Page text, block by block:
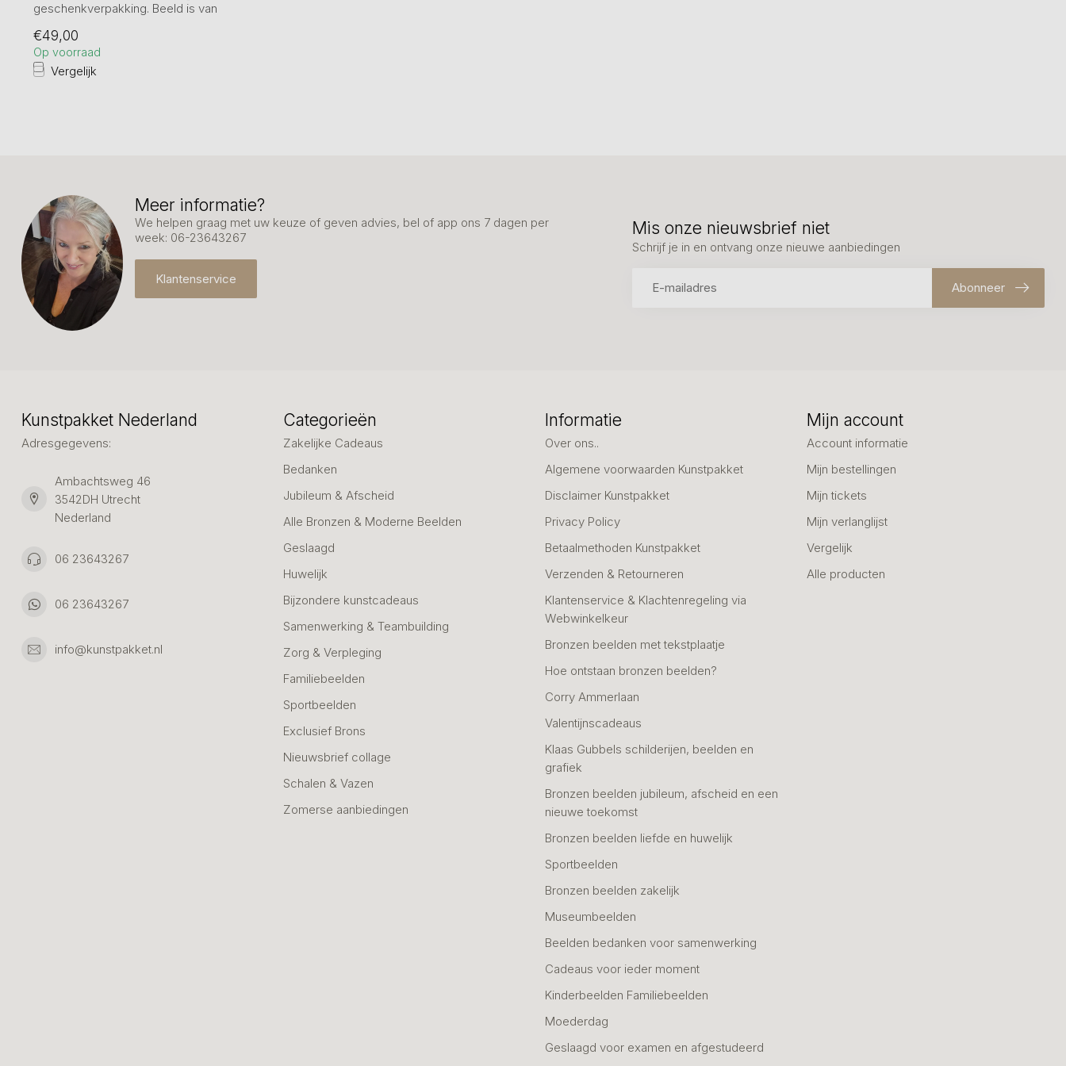
geschenkverpakking. Beeld is van
€49,00
Op voorraad
Vergelijk
Meer informatie?
We helpen graag met uw keuze of geven advies, bel of app ons 7 dagen per
week: 06-23643267
Klantenservice
Mis onze nieuwsbrief niet
Schrijf je in en ontvang onze nieuwe aanbiedingen
Abonneer
Kunstpakket Nederland
Adresgegevens:
Ambachtsweg 46
3542DH Utrecht
Nederland
06 23643267
06 23643267
info@kunstpakket.nl
Categorieën
Zakelijke Cadeaus
Bedanken
Jubileum & Afscheid
Alle Bronzen & Moderne Beelden
Geslaagd
Huwelijk
Bijzondere kunstcadeaus
Samenwerking & Teambuilding
Zorg & Verpleging
Familiebeelden
Sportbeelden
Exclusief Brons
Nieuwsbrief collage
Schalen & Vazen
Zomerse aanbiedingen
Informatie
Over ons..
Algemene voorwaarden Kunstpakket
Disclaimer Kunstpakket
Privacy Policy
Betaalmethoden Kunstpakket
Verzenden & Retourneren
Klantenservice & Klachtenregeling via
Webwinkelkeur
Bronzen beelden met tekstplaatje
Hoe ontstaan bronzen beelden?
Corry Ammerlaan
Valentijnscadeaus
Klaas Gubbels schilderijen, beelden en
grafiek
Bronzen beelden jubileum, afscheid en een
nieuwe toekomst
Bronzen beelden liefde en huwelijk
Sportbeelden
Bronzen beelden zakelijk
Museumbeelden
Beelden bedanken voor samenwerking
Cadeaus voor ieder moment
Kinderbeelden Familiebeelden
Moederdag
Geslaagd voor examen en afgestudeerd
Mijn account
Account informatie
Mijn bestellingen
Mijn tickets
Mijn verlanglijst
Vergelijk
Alle producten